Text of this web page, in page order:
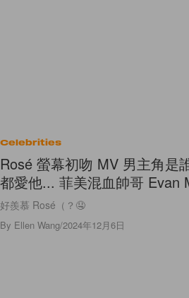
Celebrities
Rosé 螢幕初吻 MV 男主角是
都愛他... 菲美混血帥哥 Evan
好羨慕 Rosé（？🤤
By Ellen Wang/2024年12月6日